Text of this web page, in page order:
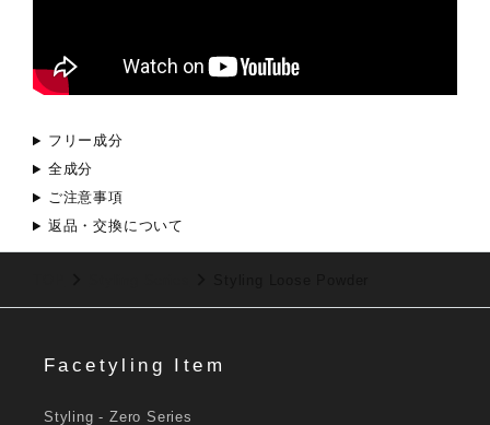
フリー成分
全成分
ご注意事項
返品・交換について
Facetyling Item
Styling - Zero Series